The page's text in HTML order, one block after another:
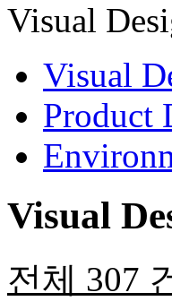
Visual
Visual
Product
Visual
전체 307